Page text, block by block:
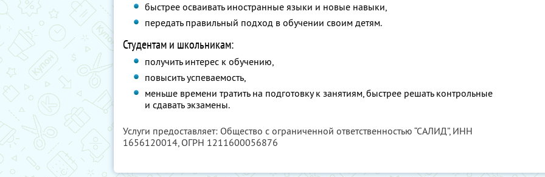
быстрее осваивать иностранные языки и новые навыки,
передать правильный подход в обучении своим детям.
Студентам и школьникам:
получить интерес к обучению,
повысить успеваемость,
меньше времени тратить на подготовку к занятиям, быстрее решать контрольные
и сдавать экзамены.
Услуги предоставляет: Общество с ограниченной ответственностью “САЛИД”, ИНН
1656120014, ОГРН 1211600056876